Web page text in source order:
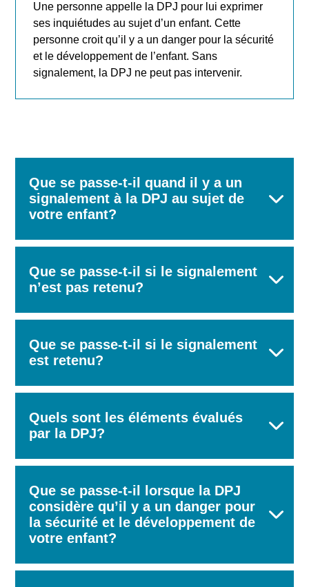
Rechercher
Une personne appelle la DPJ pour lui exprimer
ses inquiétudes au sujet d’un enfant. Cette
personne croit qu’il y a un danger pour la sécurité
et le développement de l’enfant. Sans
signalement, la DPJ ne peut pas intervenir.
Que se passe-t-il quand il y a un
signalement à la DPJ au sujet de
votre enfant?
Que se passe-t-il si le signalement
n’est pas retenu?
Que se passe-t-il si le signalement
est retenu?
Quels sont les éléments évalués
par la DPJ?
Que se passe-t-il lorsque la DPJ
considère qu’il y a un danger pour
la sécurité et le développement de
votre enfant?